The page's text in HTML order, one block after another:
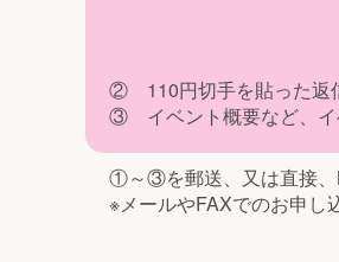
② 110円切手を貼った返
③ イベント概要など、イ
①～③を郵送、又は直接、
※メールやFAXでのお申し